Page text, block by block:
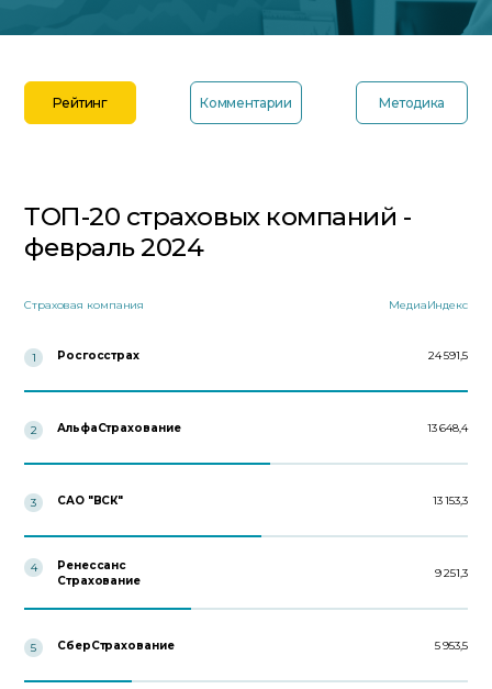
Рейтинг Комментарии Методика
ТОП-20 страховых компаний -
февраль 2024
Страховая компания МедиаИндекс
1 Росгосстрах 24 591,5
2 АльфаСтрахование 13 648,4
3 САО "ВСК" 13 153,3
4
Ренессанс
Страхование
9 251,3
5 СберСтрахование 5 953,5